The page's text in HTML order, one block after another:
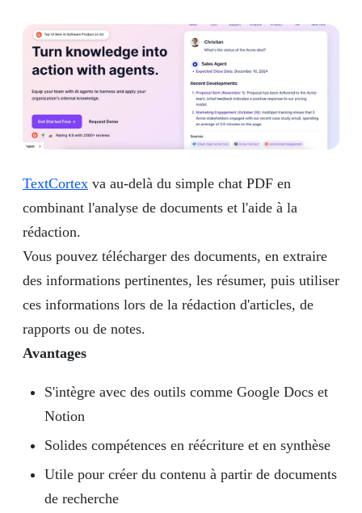
TextCortex va au-delà du simple chat PDF en
combinant l'analyse de documents et l'aide à la
rédaction.
Vous pouvez télécharger des documents, en extraire
des informations pertinentes, les résumer, puis utiliser
ces informations lors de la rédaction d'articles, de
rapports ou de notes.
Avantages
S'intègre avec des outils comme Google Docs et
Notion
Solides compétences en réécriture et en synthèse
Utile pour créer du contenu à partir de documents
de recherche